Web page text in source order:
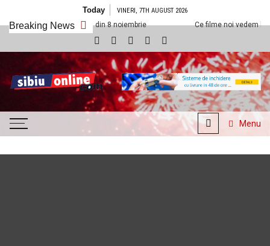
content
Today VINERI, 7TH AUGUST 2026
Breaking News
Sibiu din 8 noiembrie Ce filme noi vedem la Cineplexx Sibiu
SibiuOnline.com
… locatii si evenimente din
Sibiu!!!
Menu